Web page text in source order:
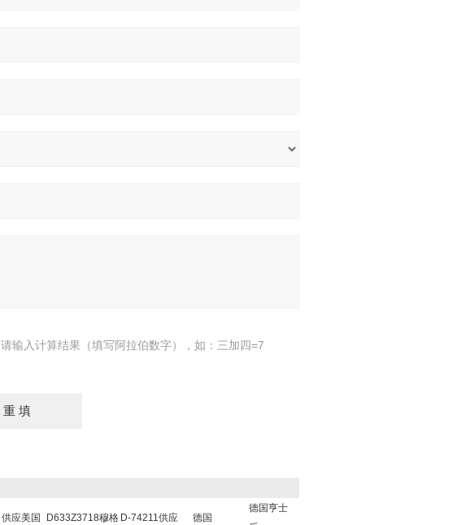
请输入计算结果（填写阿拉伯数字），如：三加四=7
供应美国 D633Z3718穆格 D-74211供应 德国
德国亨士